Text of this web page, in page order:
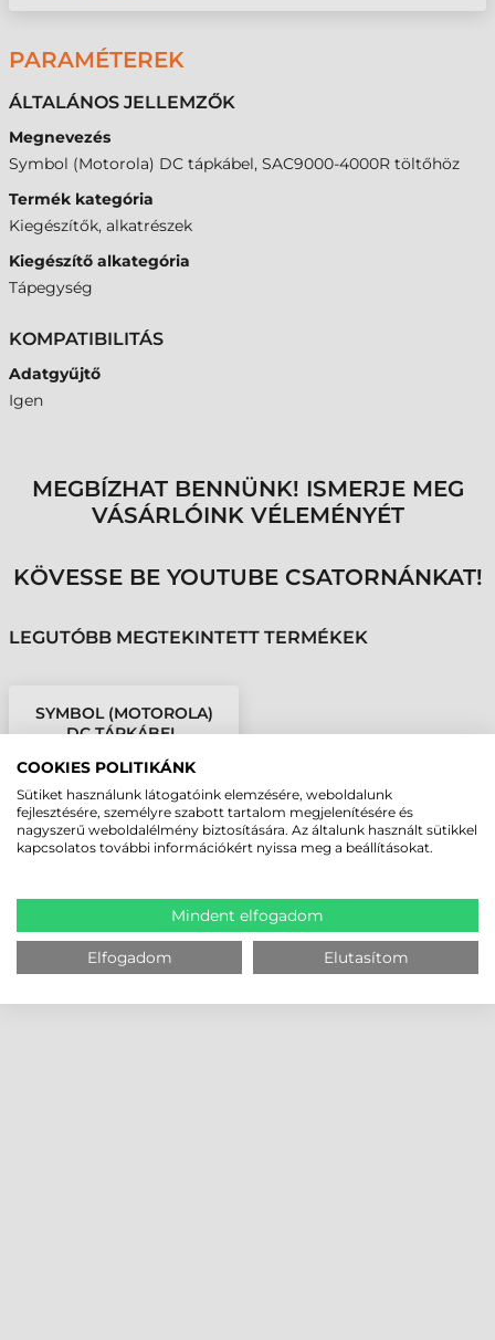
PARAMÉTEREK
ÁLTALÁNOS JELLEMZŐK
Megnevezés
Symbol (Motorola) DC tápkábel, SAC9000-4000R töltőhöz
Termék kategória
Kiegészítők, alkatrészek
Kiegészítő alkategória
Tápegység
KOMPATIBILITÁS
Adatgyűjtő
Igen
MEGBÍZHAT BENNÜNK! ISMERJE MEG
VÁSÁRLÓINK VÉLEMÉNYÉT
KÖVESSE BE YOUTUBE CSATORNÁNKAT!
LEGUTÓBB MEGTEKINTETT TERMÉKEK
SYMBOL (MOTOROLA)
DC TÁPKÁBEL,
TÖLTŐHÖZ
COOKIES POLITIKÁNK
Sütiket használunk látogatóink elemzésére, weboldalunk
fejlesztésére, személyre szabott tartalom megjelenítésére és
nagyszerű weboldalélmény biztosítására. Az általunk használt sütikkel
kapcsolatos további információkért nyissa meg a beállításokat.
Mindent elfogadom
Elfogadom Elutasítom